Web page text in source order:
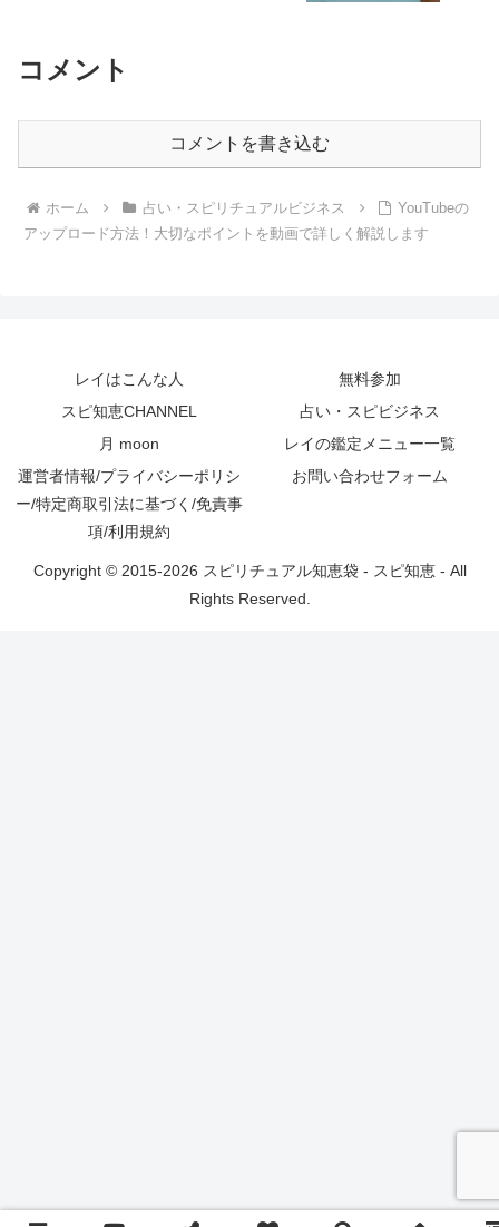
コメント
コメントを書き込む
ホーム 占い・スピリチュアルビジネス
YouTubeの
アップロード方法！大切なポイントを動画で詳しく解説します
レイはこんな人
無料参加
スピ知恵CHANNEL
占い・スピビジネス
月 moon
レイの鑑定メニュー一覧
運営者情報/プライバシーポリシ
ー/特定商取引法に基づく/免責事
項/利用規約
お問い合わせフォーム
Copyright © 2015-2026 スピリチュアル知恵袋 - スピ知恵 - All
Rights Reserved.